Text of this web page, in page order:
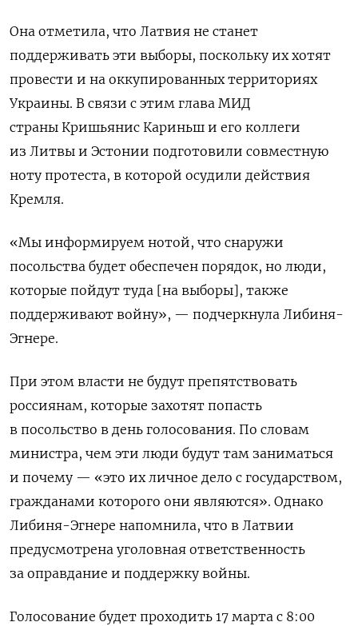
Она отметила, что Латвия не станет
поддерживать эти выборы, поскольку их хотят
провести и на оккупированных территориях
Украины. В связи с этим глава МИД
страны Кришьянис Кариньш и его коллеги
из Литвы и Эстонии подготовили совместную
ноту протеста, в которой осудили действия
Кремля.
«Мы информируем нотой, что снаружи
посольства будет обеспечен порядок, но люди,
которые пойдут туда [на выборы], также
поддерживают войну», — подчеркнула Либиня-
Эгнере.
При этом власти не будут препятствовать
россиянам, которые захотят попасть
в посольство в день голосования. По словам
министра, чем эти люди будут там заниматься
и почему — «это их личное дело с государством,
гражданами которого они являются». Однако
Либиня-Эгнере напомнила, что в Латвии
предусмотрена уголовная ответственность
за оправдание и поддержку войны.
Голосование будет проходить 17 марта с 8:00